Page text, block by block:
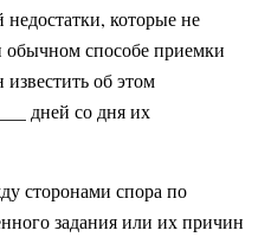
которые не
способе приемки
об этом
дней со дня их
сторонами спора по
задания или их причин